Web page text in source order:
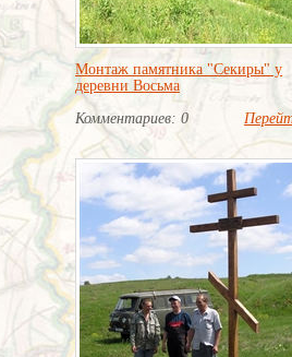
Монтаж памятника "Секиры" у
деревни Восьма
Комментариев: 0